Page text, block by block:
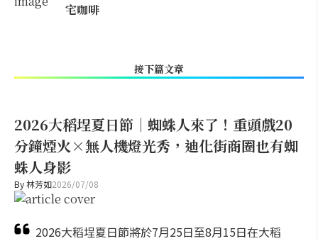
宅咖啡
接下篇文章
2026大稻埕夏日節｜蜘蛛人來了！重頭戲20
分鐘煙火×無人機燈光秀，迪化街商圈也有蜘
蛛人身影
By林芳如2026/07/08
2026大稻埕夏日節將於7月25日至8月15日在大稻